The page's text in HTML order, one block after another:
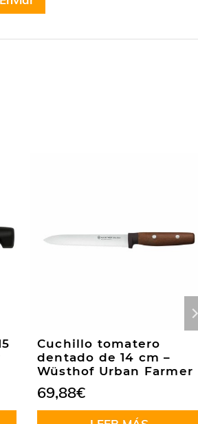
Cuchillo tomatero
dentado de 14 cm –
Wüsthof Urban Farmer
69,88€